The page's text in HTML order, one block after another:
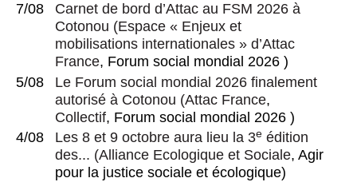
7/08
Carnet de bord d’Attac au FSM 2026 à
Cotonou (Espace « Enjeux et
mobilisations internationales » d’Attac
France, Forum social mondial 2026 )
5/08
Le Forum social mondial 2026 finalement
autorisé à Cotonou (Attac France,
Collectif, Forum social mondial 2026 )
4/08
Les 8 et 9 octobre aura lieu la 3e édition
des... (Alliance Ecologique et Sociale, Agir
pour la justice sociale et écologique)